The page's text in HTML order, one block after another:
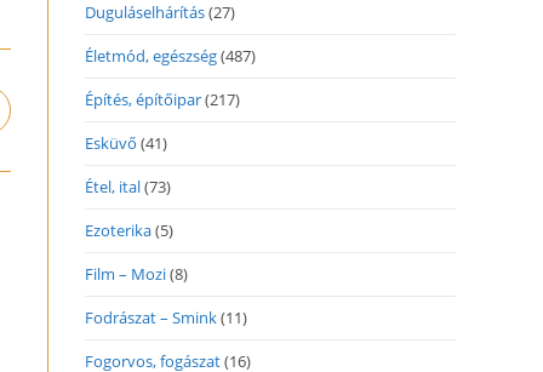
Duguláselhárítás(27)
Életmód, egészség(487)
Építés, építőipar(217)
Esküvő (41)
Étel, ital(73)
Ezoterika(5)
Film – Mozi(8)
Fodrászat – Smink(11)
Fogorvos, fogászat(16)